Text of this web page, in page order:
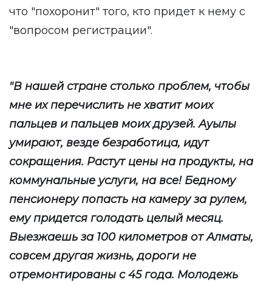
что "похоронит" того, кто придет к нему с
"вопросом регистрации".
"В нашей стране столько проблем, чтобы
мне их перечислить не хватит моих
пальцев и пальцев моих друзей. Ауылы
умирают, везде безработица, идут
сокращения. Растут цены на продукты, на
коммунальные услуги, на все! Бедному
пенсионеру попасть на камеру за рулем,
ему придется голодать целый месяц.
Выезжаешь за 100 километров от Алматы,
совсем другая жизнь, дороги не
отремонтированы с 45 года. Молодежь